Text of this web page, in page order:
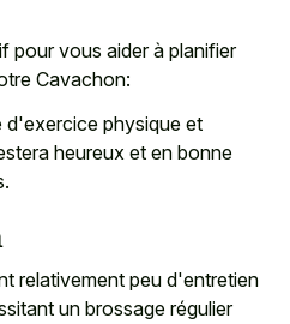
pour vous aider à planifier
Cavachon:
d'exercice physique et
heureux et en bonne
relativement peu d'entretien
un brossage régulier